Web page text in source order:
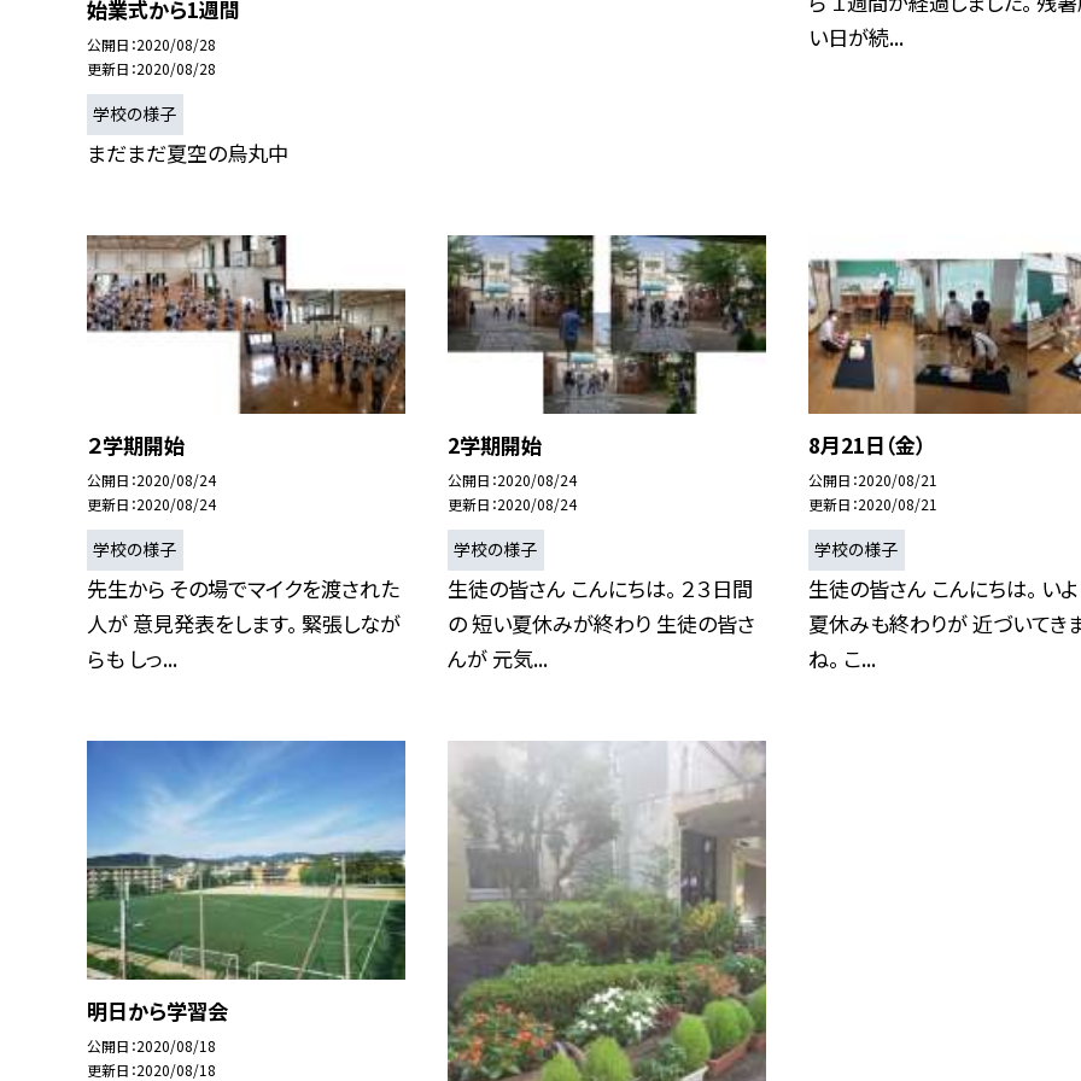
始業式から1週間
公開日 2020/08/28
更新日 2020/08/28
学校の様子
まだまだ夏空の烏丸中
い日が続...
２学期開始
公開日 2020/08/24
更新日 2020/08/24
学校の様子
先生から その場でマイクを渡された
人が 意見発表をします。 緊張しなが
らも しっ...
2学期開始
公開日 2020/08/24
更新日 2020/08/24
学校の様子
生徒の皆さん こんにちは。 ２３日間
の 短い夏休みが終わり 生徒の皆さ
んが 元気...
8月21日（金）
公開日 2020/08/21
更新日 2020/08/21
学校の様子
生徒の皆さん こんにちは。 い
夏休みも終わりが 近づいてき
ね。 こ...
明日から学習会
公開日 2020/08/18
更新日 2020/08/18